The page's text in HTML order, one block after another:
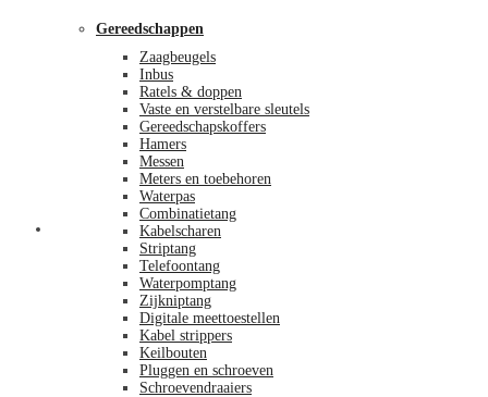
Gereedschappen
Zaagbeugels
Inbus
Ratels & doppen
Vaste en verstelbare sleutels
Gereedschapskoffers
Hamers
Messen
Meters en toebehoren
Waterpas
Combinatietang
Kabelscharen
Striptang
Telefoontang
Waterpomptang
Zijkniptang
Digitale meettoestellen
Kabel strippers
Keilbouten
Pluggen en schroeven
Schroevendraaiers